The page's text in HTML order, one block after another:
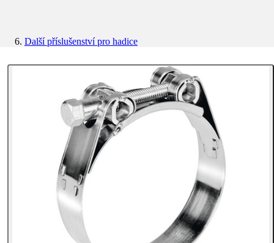
Další příslušenství pro hadice